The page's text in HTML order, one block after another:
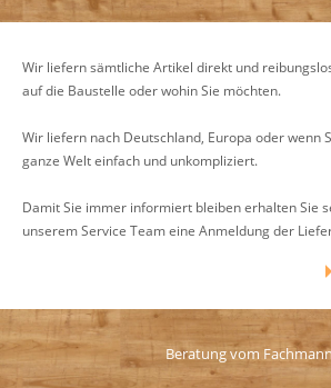
Wir liefern sämtliche Artikel direkt und
auf die Baustelle oder wohin Sie möchten.
Wir liefern nach Deutschland, Europa oder wenn
ganze Welt einfach und unkompliziert.
Damit Sie immer informiert bleiben erhalten Sie
unserem Service Team eine Anmeldung der
Beratung vom